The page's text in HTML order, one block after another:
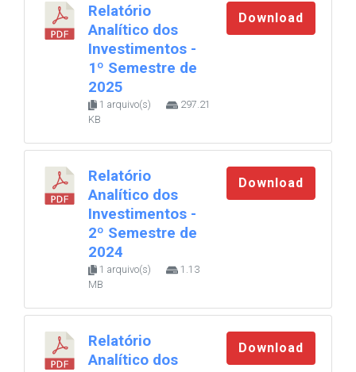
Relatório
Analítico dos
Investimentos -
1º Semestre de
2025
1 arquivo(s)
297.21
KB
Download
Relatório
Analítico dos
Investimentos -
2º Semestre de
2024
1 arquivo(s)
1.13
MB
Download
Relatório
Analítico dos
Download